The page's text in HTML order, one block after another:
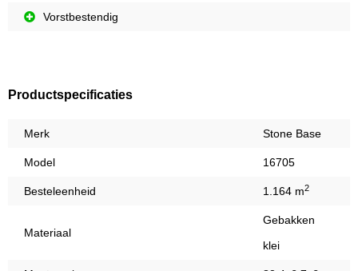
Vorstbestendig
Productspecificaties
Merk Stone Base
Model 16705
Besteleenheid 1.164 m2
Materiaal
Gebakken
klei